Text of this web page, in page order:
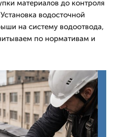
материалов до контроля
водосточной
на систему водоотвода,
по нормативам и